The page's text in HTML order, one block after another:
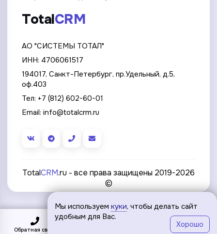
Обратная связь Меню
TotalCRM
АО "СИСТЕМЫ ТОТАЛ"
ИНН: 4706061517
194017, Санкт-Петербург, пр.Удельный, д.5,
оф.403
Тел: +7 (812) 602-60-01
Email: info@totalcrm.ru
TotalCRM.ru - все права защищены 2019-2026
©
Мы используем куки, чтобы делать сайт
удобным для Вас.
Хорошо